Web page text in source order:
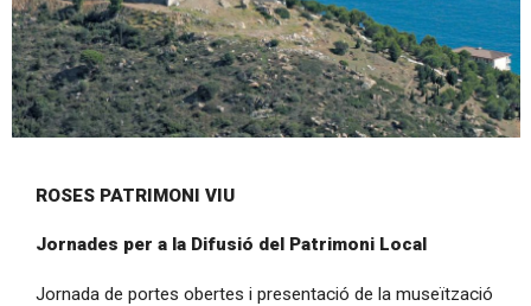
ROSES PATRIMONI VIU
Jornades per a la Difusió del Patrimoni Local
Jornada de portes obertes i presentació de la museïtzació